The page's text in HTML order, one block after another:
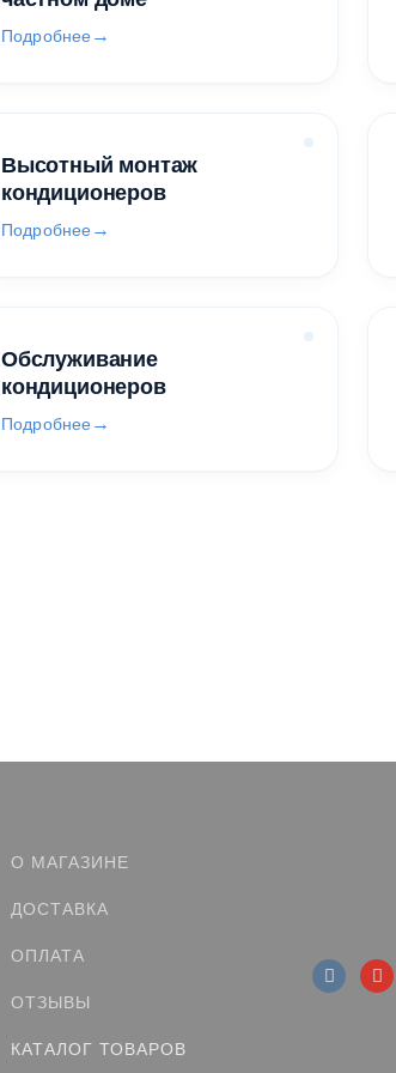
Подробнее
Высотный монтаж
кондиционеров
Подробнее
Обслуживание
кондиционеров
Подробнее
О МАГАЗИНЕ
ДОСТАВКА
ОПЛАТА
ОТЗЫВЫ
КАТАЛОГ ТОВАРОВ